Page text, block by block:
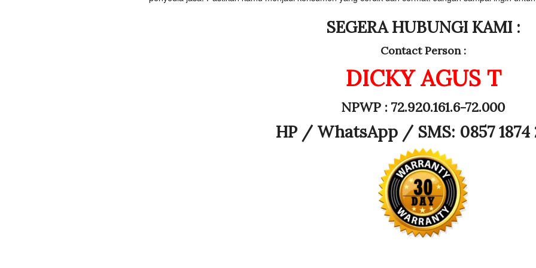
SEGERA HUBUNGI KAMI :
Contact Person :
DICKY AGUS T
NPWP : 72.920.161.6-72.000
HP / WhatsApp / SMS: 0857 1874